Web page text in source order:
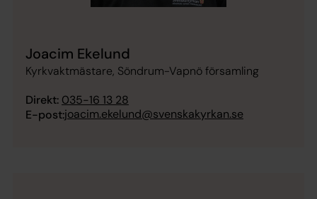
Joacim Ekelund
Kyrkvaktmästare, Söndrum-Vapnö församling
Direkt: 035-16 13 28
E-post:joacim.ekelund@svenskakyrkan.se